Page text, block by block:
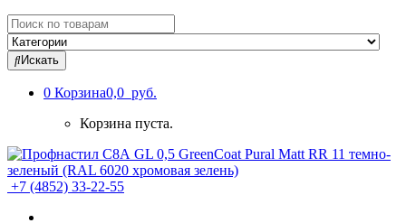
Search
for:
Искать
0 Корзина0,0 руб.
Корзина пуста.
+7 (4852) 33-22-55